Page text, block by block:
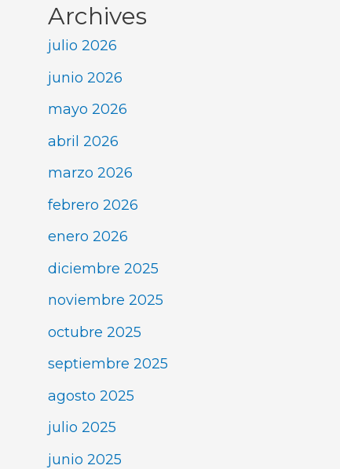
Archives
julio 2026
junio 2026
mayo 2026
abril 2026
marzo 2026
febrero 2026
enero 2026
diciembre 2025
noviembre 2025
octubre 2025
septiembre 2025
agosto 2025
julio 2025
junio 2025